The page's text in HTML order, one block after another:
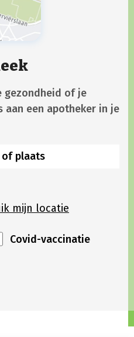
gezondheid of je
aan een apotheker in je
mijn locatie
Covid-vaccinatie